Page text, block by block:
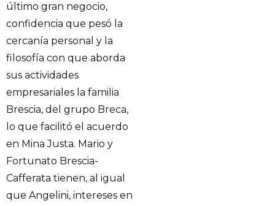
último gran negocio,
confidencia que pesó la
cercanía personal y la
filosofía con que aborda
sus actividades
empresariales la familia
Brescia, del grupo Breca,
lo que facilitó el acuerdo
en Mina Justa. Mario y
Fortunato Brescia-
Cafferata tienen, al igual
que Angelini, intereses en